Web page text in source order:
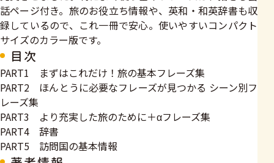
話ページ付き。旅のお役立ち情報や、英和・和英辞書も収
録しているので、これ一冊で安心。使いやすいコンパクト
サイズのカラー版です。
目次
PART1 まずはこれだけ！旅の基本フレーズ集
PART2 ほんとうに必要なフレーズが見つかる シーン別フ
レーズ集
PART3 より充実した旅のために＋αフレーズ集
PART4 辞書
PART5 訪問国の基本情報